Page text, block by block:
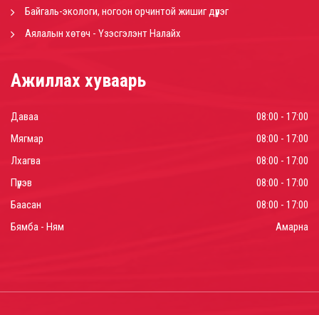
Байгаль-экологи, ногоон орчинтой жишиг дүүрэг
Аялалын хөтөч - Үзэсгэлэнт Налайх
Ажиллах хуваарь
Даваа
08:00 - 17:00
Мягмар
08:00 - 17:00
Лхагва
08:00 - 17:00
Пүрэв
08:00 - 17:00
Баасан
08:00 - 17:00
Бямба - Ням
Амарна